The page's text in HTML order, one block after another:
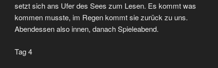
setzt sich ans Ufer des Sees zum Lesen. Es kommt was
kommen musste, im Regen kommt sie zurück zu uns.
Abendessen also innen, danach Spieleabend.
Tag 4